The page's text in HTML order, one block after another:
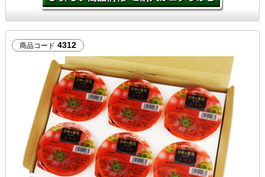
商品コード 4312